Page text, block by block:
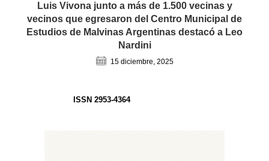
Luis Vivona junto a más de 1.500 vecinas y
vecinos que egresaron del Centro Municipal de
Estudios de Malvinas Argentinas destacó a Leo
Nardini
15 diciembre, 2025
ISSN 2953-4364